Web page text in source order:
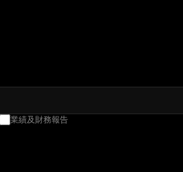
業績及財務報告